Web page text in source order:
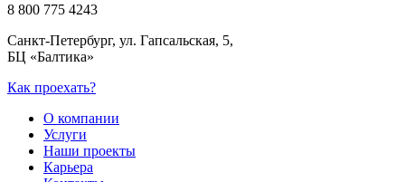
8 800 775 4243
Санкт-Петербург, ул. Гапсальская, 5,
БЦ «Балтика»
Как проехать?
О компании
Услуги
Наши проекты
Карьера